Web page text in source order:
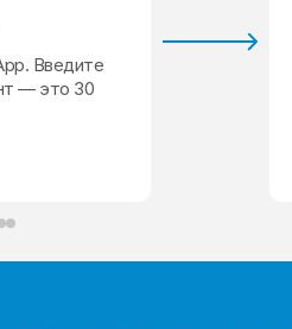
Введите
— это 30